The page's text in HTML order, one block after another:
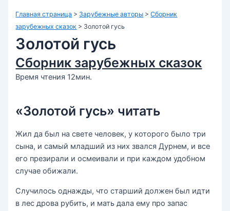
Главная страница > Зарубежные авторы >Сборник
зарубежных сказок > Золотой гусь
Золотой гусь
Сборник зарубежных сказок
Время чтения 12мин.
«Золотой гусь» читать
Жил да был на свете человек, у которого было три
сына, и самый младший из них звался Дурнем, и все
его презирали и осмеивали и при каждом удобном
случае обижали.
Случилось однажды, что старший должен был идти
в лес дрова рубить, и мать дала ему про запас